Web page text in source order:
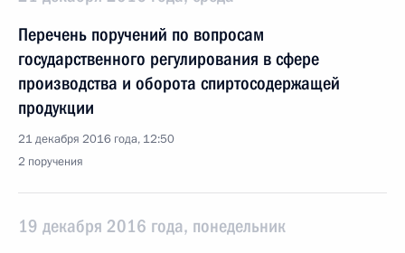
Перечень поручений по вопросам
государственного регулирования в сфере
производства и оборота спиртосодержащей
продукции
21 декабря 2016 года, 12:50
2 поручения
19 декабря 2016 года, понедельник